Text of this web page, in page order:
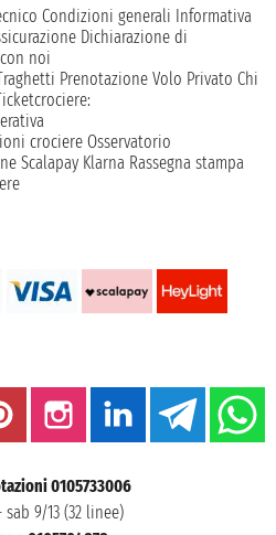
Condizioni generali Informativa
Dichiarazione di
noi
Prenotazione Volo Privato Chi
crociere Osservatorio
Scalapay Klarna Rassegna stampa
0105733006
9/13 (32 linee)